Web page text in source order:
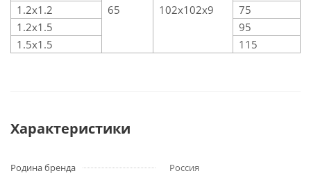
65 102х102х9
1.2х1.2
75
1.2х1.5
95
1.5х1.5
115
Характеристики
Родина бренда
Россия